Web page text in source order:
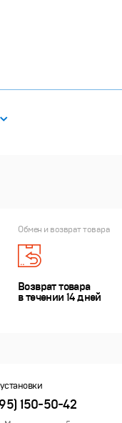
Обмен и возврат товара
Возврат товара
в течении 14 дней
150-50-42